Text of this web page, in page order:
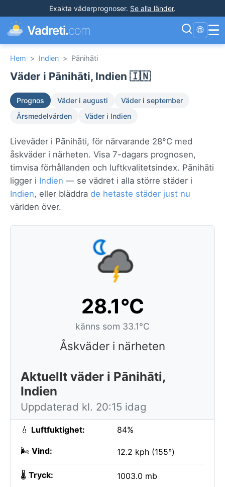
Exakta väderprognoser. Se alla länder.
Vadreti.com 🌐 ☰
Hem > Indien > Pānihāti
Väder i Pānihāti, Indien 🇮🇳
Prognos Väder i augusti
Väder i september
Årsmedelvärden
Väder i Indien
Liveväder i Pānihāti, för närvarande 28°C med
åskväder i närheten. Visa 7-dagars prognosen,
timvisa förhållanden och luftkvalitetsindex. Pānihāti
ligger i Indien — se vädret i alla större städer i
Indien, eller bläddra de hetaste städer just nu
världen över.
28.1°C
känns som 33.1°C
Åskväder i närheten
Aktuellt väder i Pānihāti,
Indien
Uppdaterad kl. 20:15 idag
💧 Luftfuktighet: 84%
🌬️ Vind: 12.2 kph (155°)
🌡️ Tryck: 1003.0 mb